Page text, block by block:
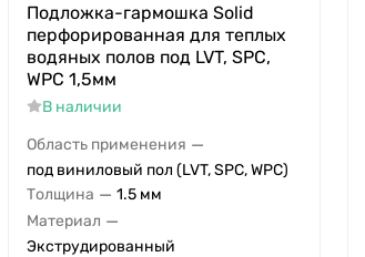
Подложка-гармошка Solid
перфорированная для теплых
водяных полов под LVT, SPC,
WPC 1,5мм
В наличии
Область применения —
под виниловый пол (LVT, SPC, WPC)
Толщина — 1.5 мм
Материал —
Экструдированный